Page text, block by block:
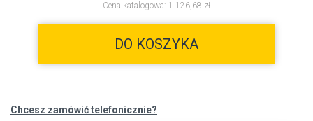
Cena katalogowa: 1 126,68 zł
DO KOSZYKA
Chcesz zamówić telefonicznie?